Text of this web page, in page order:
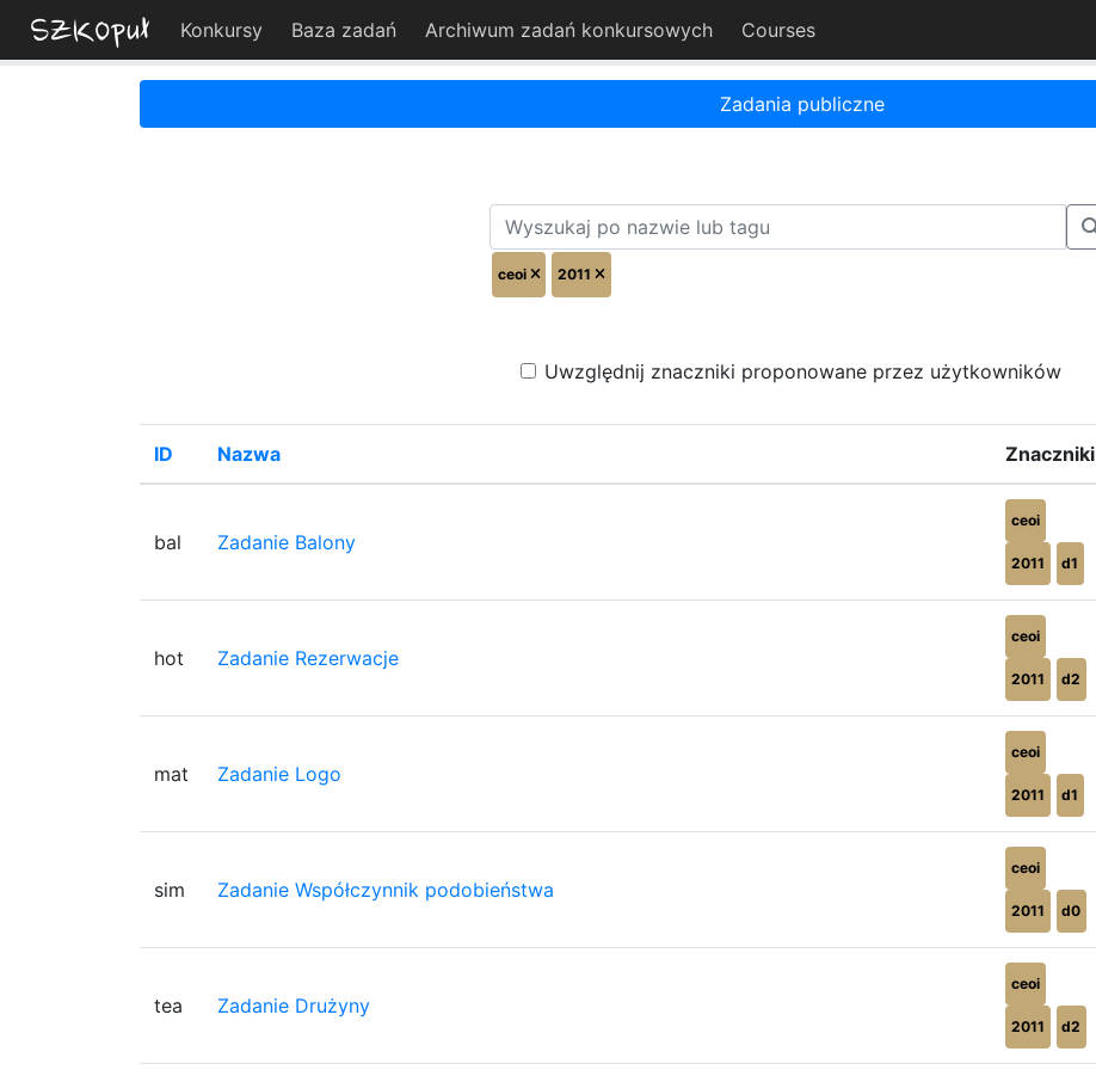
Konkursy Baza zadań Archiwum zadań konkursowych Courses
Zadania publiczne
ceoi 2011
Uwzględnij znaczniki proponowane przez użytkowników
ID Nazwa Znaczniki
bal Zadanie Balony
ceoi
2011 d1
hot Zadanie Rezerwacje
ceoi
2011 d2
mat Zadanie Logo
ceoi
2011 d1
sim Zadanie Współczynnik podobieństwa
ceoi
2011 d0
tea Zadanie Drużyny
ceoi
2011 d2